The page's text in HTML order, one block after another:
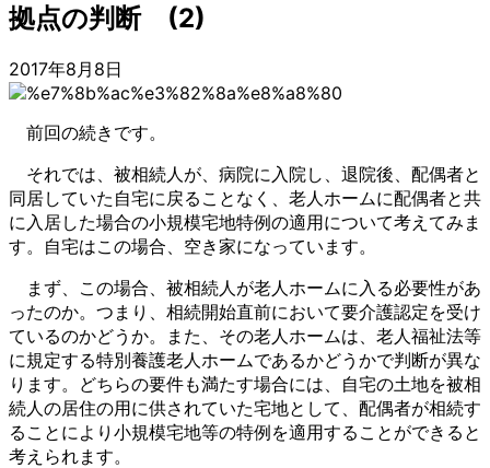
拠点の判断 (2)
2017年8月8日
前回の続きです。
それでは、被相続人が、病院に入院し、退院後、配偶者と
同居していた自宅に戻ることなく、老人ホームに配偶者と共
に入居した場合の小規模宅地特例の適用について考えてみま
す。自宅はこの場合、空き家になっています。
まず、この場合、被相続人が老人ホームに入る必要性があ
ったのか。つまり、相続開始直前において要介護認定を受け
ているのかどうか。また、その老人ホームは、老人福祉法等
に規定する特別養護老人ホームであるかどうかで判断が異な
ります。どちらの要件も満たす場合には、自宅の土地を被相
続人の居住の用に供されていた宅地として、配偶者が相続す
ることにより小規模宅地等の特例を適用することができると
考えられます。